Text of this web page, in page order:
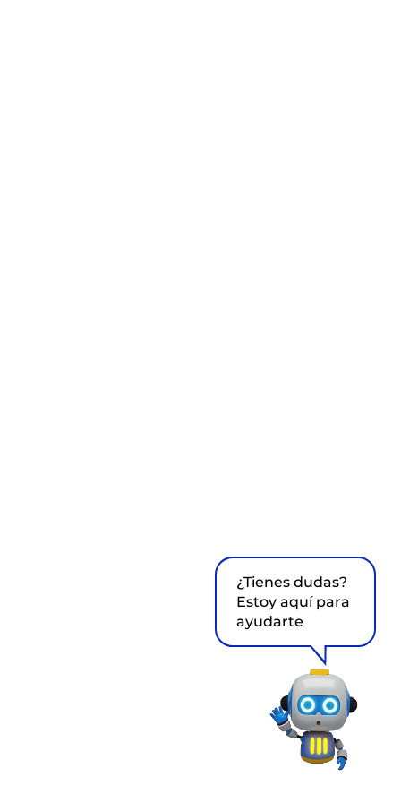
¿Tienes dudas?
Estoy aquí para
ayudarte